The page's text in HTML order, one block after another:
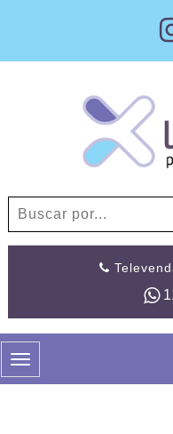
Toggle
navigation